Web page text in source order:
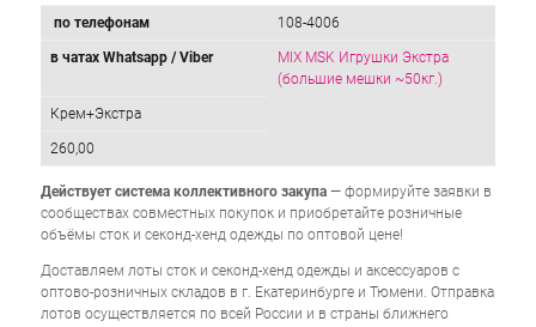
по телефонам 108-4006
в чатах Whatsapp / Viber
MIX MSK Игрушки Экстра
(большие мешки ~50кг.)
Крем+Экстра
260,00
Действует система коллективного закупа — формируйте заявки в
сообществах совместных покупок и приобретайте розничные
объёмы сток и секонд-хенд одежды по оптовой цене!
Доставляем лоты сток и секонд-хенд одежды и аксессуаров с
оптово-розничных складов в г. Екатеринбурге и Тюмени. Отправка
лотов осуществляется по всей России и в страны ближнего